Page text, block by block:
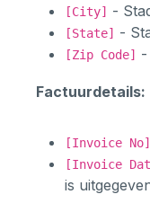
[City] -
[State] -
[Zip Code] -
Factuurdetails:
[Invoice No]
[Invoice
is